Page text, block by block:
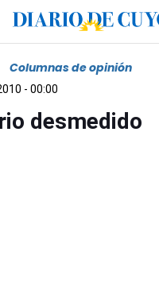
Columnas de opinión
- 00:00
desmedido